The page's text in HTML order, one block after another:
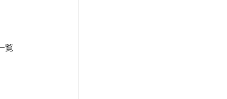
覧